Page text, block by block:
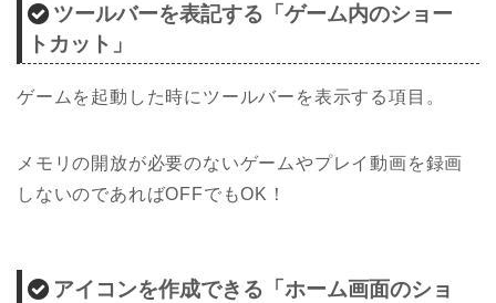
ツールバーを表記する「ゲーム内のショー
トカット」
ゲームを起動した時にツールバーを表示する項目。
メモリの開放が必要のないゲームやプレイ動画を録画
しないのであればOFFでもOK！
アイコンを作成できる「ホーム画面のショ